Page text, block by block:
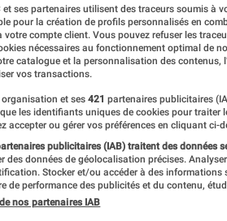
et guides Tests
et ses partenaires utilisent des traceurs soumis à
pour la création de profils personnalisés en
votre compte client. Vous pouvez refuser les
nécessaires au fonctionnement optimal de
catalogue et la personnalisation des contenus,
vos transactions.
organisation et ses 421 partenaires publicitaires
les identifiants uniques de cookies pour traiter
accepter ou gérer vos préférences en cliquant ci-
publicitaires (IAB) traitent des données
des données de géolocalisation précises.
Stocker et/ou accéder à des
de performance des publicités et du contenu,
nos partenaires IAB